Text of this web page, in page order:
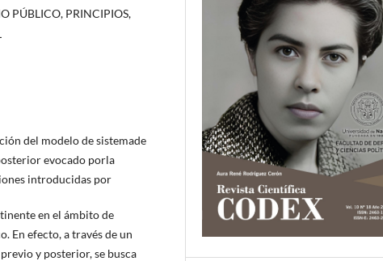
PÚBLICO, PRINCIPIOS,
del modelo de sistemade
evocado porla
introducidas por
en el ámbito de
En efecto, a través de un
y posterior, se busca